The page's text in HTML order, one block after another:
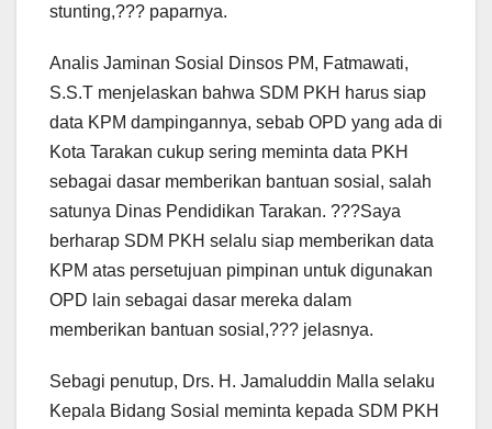
stunting,??? paparnya.
Analis Jaminan Sosial Dinsos PM, Fatmawati,
S.S.T menjelaskan bahwa SDM PKH harus siap
data KPM dampingannya, sebab OPD yang ada di
Kota Tarakan cukup sering meminta data PKH
sebagai dasar memberikan bantuan sosial, salah
satunya Dinas Pendidikan Tarakan. ???Saya
berharap SDM PKH selalu siap memberikan data
KPM atas persetujuan pimpinan untuk digunakan
OPD lain sebagai dasar mereka dalam
memberikan bantuan sosial,??? jelasnya.
Sebagi penutup, Drs. H. Jamaluddin Malla selaku
Kepala Bidang Sosial meminta kepada SDM PKH